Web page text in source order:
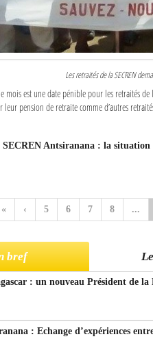
Les retraités de la SECREN
mois est une date pénible pour les retraités de
leur pension de retraite comme d’autres
Antsiranana : la situation
« ‹ 5 6 7 8 ...
bref
: un nouveau Président de
: Echange d’expériences